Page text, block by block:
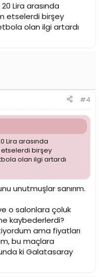
Lira arasında
etselerdi birşey
olan ilgi artardı
#4
Lira arasında
birşey
olan ilgi artardı
unutmuşlar sanırım.
o salonlara çoluk
kaybederlerdi?
ama fiyatları
bu maçlara
ki Galatasaray